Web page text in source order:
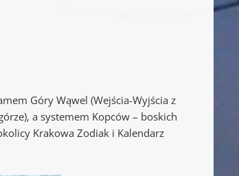
Góry Wąwel (Wejścia-Wyjścia z
a systemem Kopców – boskich
Krakowa Zodiak i Kalendarz